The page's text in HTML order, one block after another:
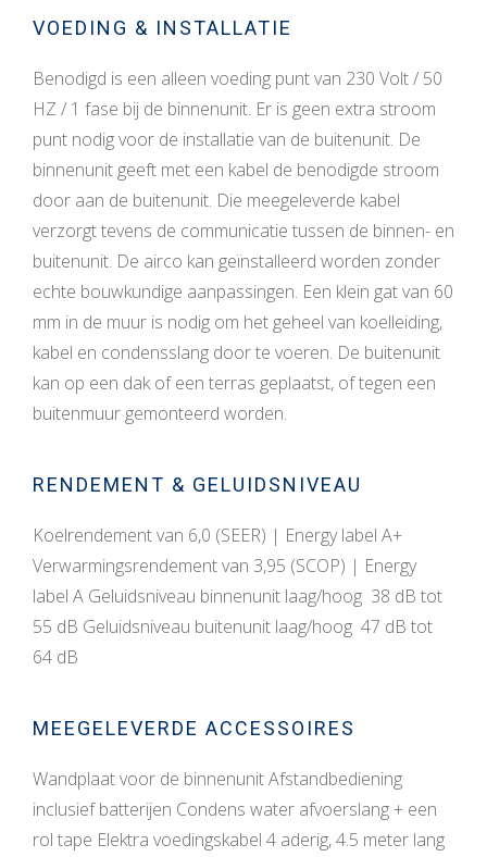
VOEDING & INSTALLATIE
Benodigd is een alleen voeding punt van 230 Volt / 50
HZ / 1 fase bij de binnenunit. Er is geen extra stroom
punt nodig voor de installatie van de buitenunit. De
binnenunit geeft met een kabel de benodigde stroom
door aan de buitenunit. Die meegeleverde kabel
verzorgt tevens de communicatie tussen de binnen- en
buitenunit. De airco kan geïnstalleerd worden zonder
echte bouwkundige aanpassingen. Een klein gat van 60
mm in de muur is nodig om het geheel van koelleiding,
kabel en condensslang door te voeren. De buitenunit
kan op een dak of een terras geplaatst, of tegen een
buitenmuur gemonteerd worden.
RENDEMENT & GELUIDSNIVEAU
Koelrendement van 6,0 (SEER) | Energy label A+
Verwarmingsrendement van 3,95 (SCOP) | Energy
label A Geluidsniveau binnenunit laag/hoog 38 dB tot
55 dB Geluidsniveau buitenunit laag/hoog 47 dB tot
64 dB
MEEGELEVERDE ACCESSOIRES
Wandplaat voor de binnenunit Afstandbediening
inclusief batterijen Condens water afvoerslang + een
rol tape Elektra voedingskabel 4 aderig, 4.5 meter lang